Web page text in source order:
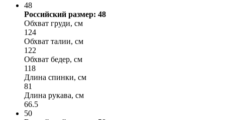
48
Российский размер: 48
Обхват груди, см
124
Обхват талии, см
122
Обхват бедер, см
118
Длина спинки, см
81
Длина рукава, см
66.5
50